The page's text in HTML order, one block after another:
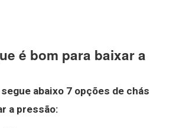
é bom para baixar a
abaixo 7 opções de chás
a pressão: